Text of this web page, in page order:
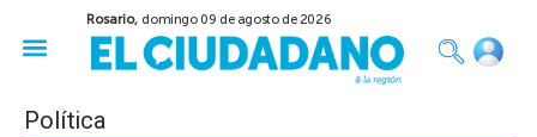
Rosario, domingo 09 de agosto de 2026
Política